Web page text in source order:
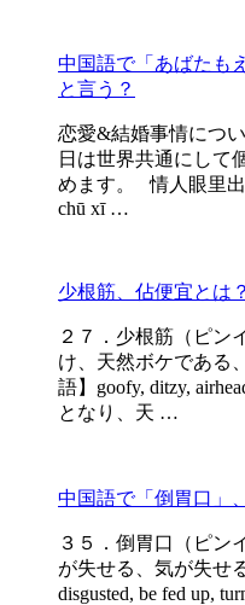
中国語で「あばたも
と言う？
恋愛&結婚事情につ
日は世界共通にして
めます。 情人眼里出
chū xī …
少根筋、佔便宜とは？
２７．少根筋（ピン
け、天然ボケである
語】goofy, ditzy,
となり、天 …
中国語で「倒胃口」
３５．倒胃口（ピン
が失せる、気が失せ
disgusted, be fed up,